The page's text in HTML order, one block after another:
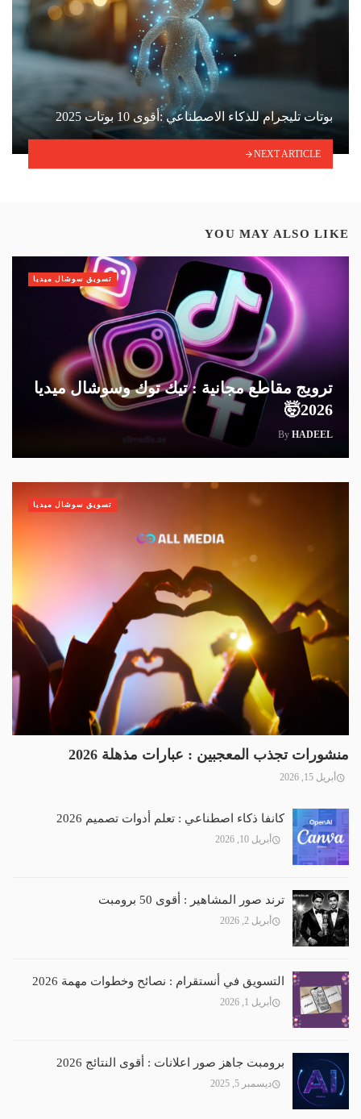
بوتات تليجرام للذكاء الاصطناعي :أقوى 10 بوتات 2025
NEXT ARTICLE
YOU MAY ALSO LIKE
ترويج مقاطع مجانية : تيك توك وسوشال ميديا
2026🤯
By HADEEL
تسويق سوشال ميديا
منشورات تجذب المعجبين : عبارات مذهلة 2026
أبريل 15, 2026
تسويق سوشال ميديا
كانفا ذكاء اصطناعي : تعلم أدوات تصميم 2026
أبريل 10, 2026
ترند صور المشاهير : أقوى 50 برومبت
أبريل 2, 2026
التسويق في أنستقرام : نصائح وخطوات مهمة 2026
أبريل 1, 2026
برومبت جاهز صور اعلانات : أقوى النتائج 2026
ديسمبر 5, 2025